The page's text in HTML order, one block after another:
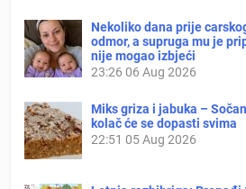
Nekoliko dana prije
odmor, a supruga mu je
nije mogao izbjeći
23:26 06 Aug 2026
Miks griza i jabuka –
kolač će se dopasti svima
22:51 05 Aug 2026